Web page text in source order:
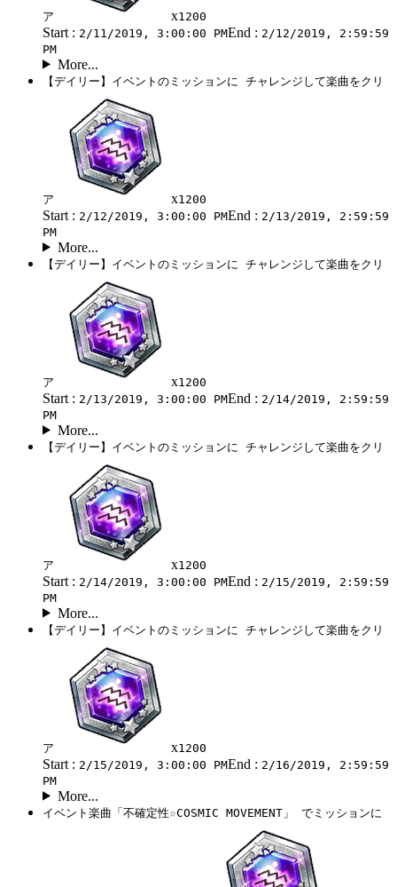
ア x1200
Start : 2/11/2019, 3:00:00 PMEnd : 2/12/2019, 2:59:59
PM
More...
【デイリー】イベントのミッションに チャレンジして楽曲をクリ
ア x1200
Start : 2/12/2019, 3:00:00 PMEnd : 2/13/2019, 2:59:59
PM
More...
【デイリー】イベントのミッションに チャレンジして楽曲をクリ
ア x1200
Start : 2/13/2019, 3:00:00 PMEnd : 2/14/2019, 2:59:59
PM
More...
【デイリー】イベントのミッションに チャレンジして楽曲をクリ
ア x1200
Start : 2/14/2019, 3:00:00 PMEnd : 2/15/2019, 2:59:59
PM
More...
【デイリー】イベントのミッションに チャレンジして楽曲をクリ
ア x1200
Start : 2/15/2019, 3:00:00 PMEnd : 2/16/2019, 2:59:59
PM
More...
イベント楽曲「不確定性☆COSMIC MOVEMENT」 でミッションに